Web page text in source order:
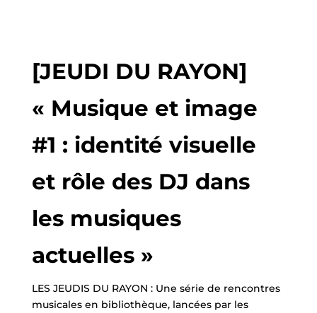
[JEUDI DU RAYON]
« Musique et image
#1 : identité visuelle
et rôle des DJ dans
les musiques
actuelles »
LES JEUDIS DU RAYON : Une série de rencontres
musicales en bibliothèque, lancées par les